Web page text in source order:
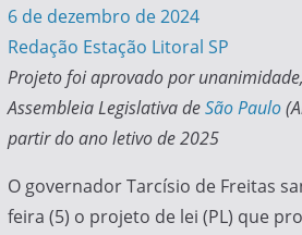
6 de dezembro de 2024
Redação Estação Litoral SP
Projeto foi aprovado por
Assembleia Legislativa deSão Paulo
partir do ano letivo de 2025
O governador Tarcísio de Freitas
feira (5) o projeto de lei (PL) que